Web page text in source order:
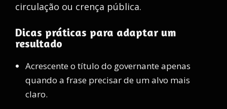
circulação ou crença pública.
Dicas práticas para adaptar um
resultado
Acrescente o título do governante apenas
quando a frase precisar de um alvo mais
claro.